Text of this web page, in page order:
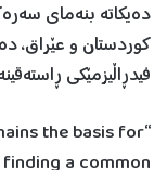
دەيکاتە بنەمای
کوردستان و عێراق،
فيدڕاڵيزمێکی
the basis for
a common